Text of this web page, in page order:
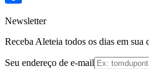
Newsletter
Receba Aleteia todos os dias em sua
Seu endereço de e-mail